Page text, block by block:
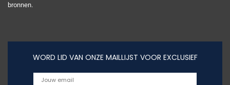
bronnen.
WORD LID VAN ONZE MAILLIJST VOOR EXCLUSIEF